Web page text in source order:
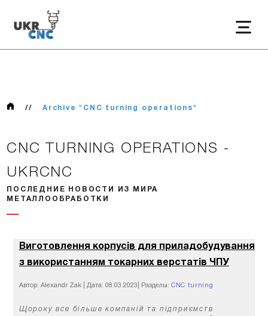
// Archive "CNC turning operations"
CNC TURNING OPERATIONS -
UKRCNC
ПОСЛЕДНИЕ НОВОСТИ ИЗ МИРА
МЕТАЛЛООБРАБОТКИ
Виготовлення корпусів для приладобудування
з використанням токарних верстатів ЧПУ
Автор: Alexandr Zak Дата: 08.03.2023 Разделы: CNC turning
Щороку все більше компаній та підприємств